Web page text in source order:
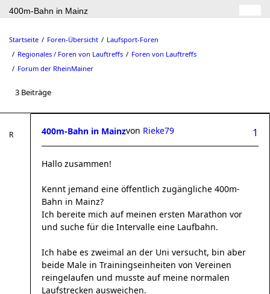
400m-Bahn in Mainz
Startseite Foren-Übersicht
Laufsport-Foren
Regionales / Foren von Lauftreffs
Foren von Lauftreffs
Forum der RheinMainer
3 Beiträge
400m-Bahn in Mainz 1
von Rieke79
Hallo zusammen!
Kennt jemand eine öffentlich zugängliche 400m-
Bahn in Mainz?
Ich bereite mich auf meinen ersten Marathon vor
und suche für die Intervalle eine Laufbahn.
Ich habe es zweimal an der Uni versucht, bin aber
beide Male in Trainingseinheiten von Vereinen
reingelaufen und musste auf meine normalen
Laufstrecken ausweichen.